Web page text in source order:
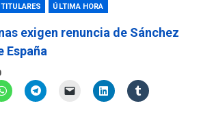
TITULARES ÚLTIMA HORA
exigen renuncia de Sánchez
España